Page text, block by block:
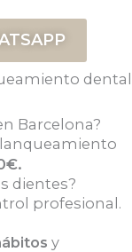
dental
Barcelona?
dientes?
profesional.
y